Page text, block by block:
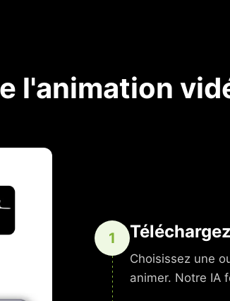
l'animation
1
Choisissez une
animer. Notre IA